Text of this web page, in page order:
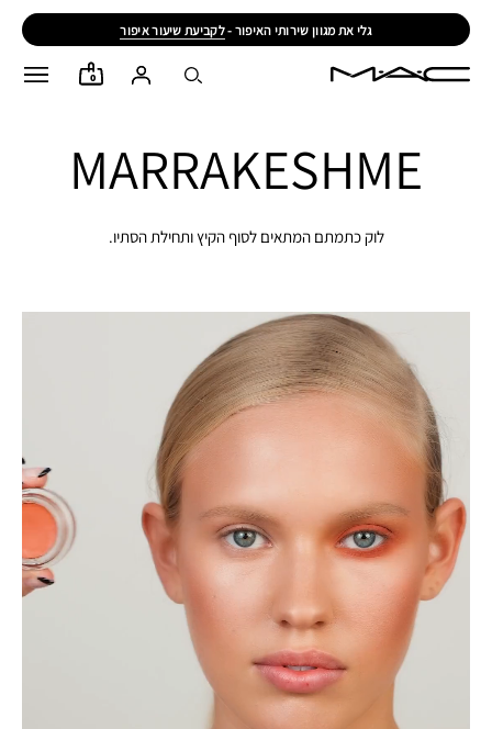
גלי את מגוון שירותי האיפור -לקביעת שיעור איפור
0
MARRAKESHME
לוק כתמתם המתאים לסוף הקיץ ותחילת הסתיו.